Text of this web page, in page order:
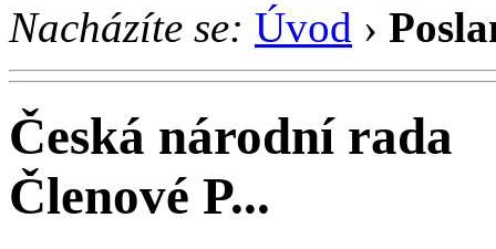
Nacházíte se: Úvod ›
Česká národní rada
Členové P...